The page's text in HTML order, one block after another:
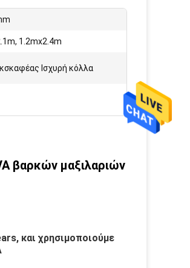
1.2mx2.4m
Ισχυρή κόλλα
βαρκών μαξιλαριών
και χρησιμοποιούμε